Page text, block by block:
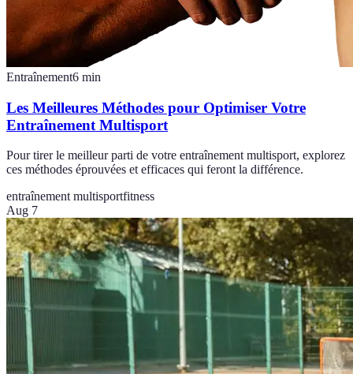
Entraînement6 min
Les Meilleures Méthodes pour Optimiser Votre
Entraînement Multisport
Pour tirer le meilleur parti de votre entraînement multisport, explorez
ces méthodes éprouvées et efficaces qui feront la différence.
entraînement multisportfitness
Aug 7